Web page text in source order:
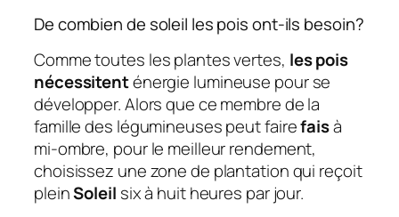
De combien de soleil les pois ont-ils besoin?
Comme toutes les plantes vertes, les pois
nécessitenténergie lumineuse pour se
développer. Alors que ce membre de la
famille des légumineuses peut fairefaisà
mi-ombre, pour le meilleur rendement,
choisissez une zone de plantation qui reçoit
pleinSoleil six à huit heures par jour.